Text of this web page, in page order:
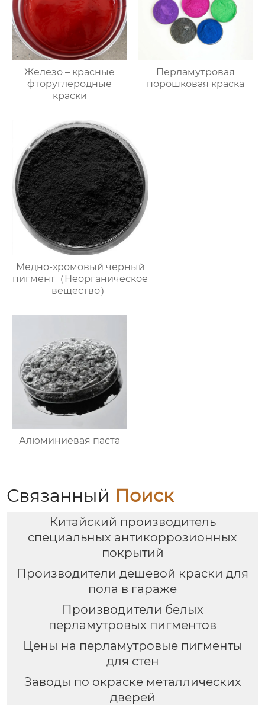
Железо – красные
фторуглеродные
краски
Перламутровая
порошковая краска
Медно-хромовый черный
пигмент（Неорганическое
вещество）
Алюминиевая паста
Связанный Поиск
Китайский производитель
специальных антикоррозионных
покрытий
Производители дешевой краски для
пола в гараже
Производители белых
перламутровых пигментов
Цены на перламутровые пигменты
для стен
Заводы по окраске металлических
дверей